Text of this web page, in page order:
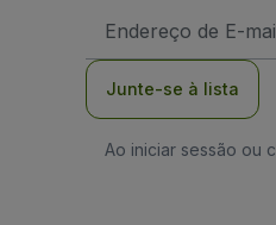
de
Junte-se à lista
Ao iniciar sessão ou